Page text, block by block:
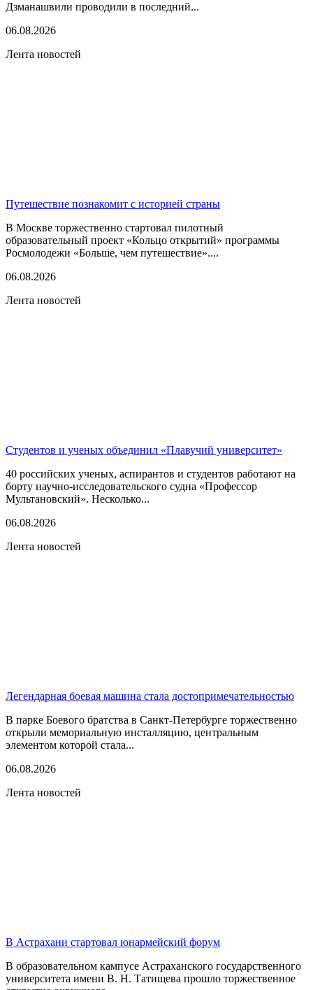
Дзманашвили проводили в последний...
06.08.2026
Лента новостей
Путешествие познакомит с историей страны
В Москве торжественно стартовал пилотный
образовательный проект «Кольцо открытий» программы
Росмолодежи «Больше, чем путешествие»....
06.08.2026
Лента новостей
Студентов и ученых объединил «Плавучий университет»
40 российских ученых, аспирантов и студентов работают на
борту научно-исследовательского судна «Профессор
Мультановский». Несколько...
06.08.2026
Лента новостей
Легендарная боевая машина стала достопримечательностью
В парке Боевого братства в Санкт-Петербурге торжественно
открыли мемориальную инсталляцию, центральным
элементом которой стала...
06.08.2026
Лента новостей
В Астрахани стартовал юнармейский форум
В образовательном кампусе Астраханского государственного
университета имени В. Н. Татищева прошло торжественное